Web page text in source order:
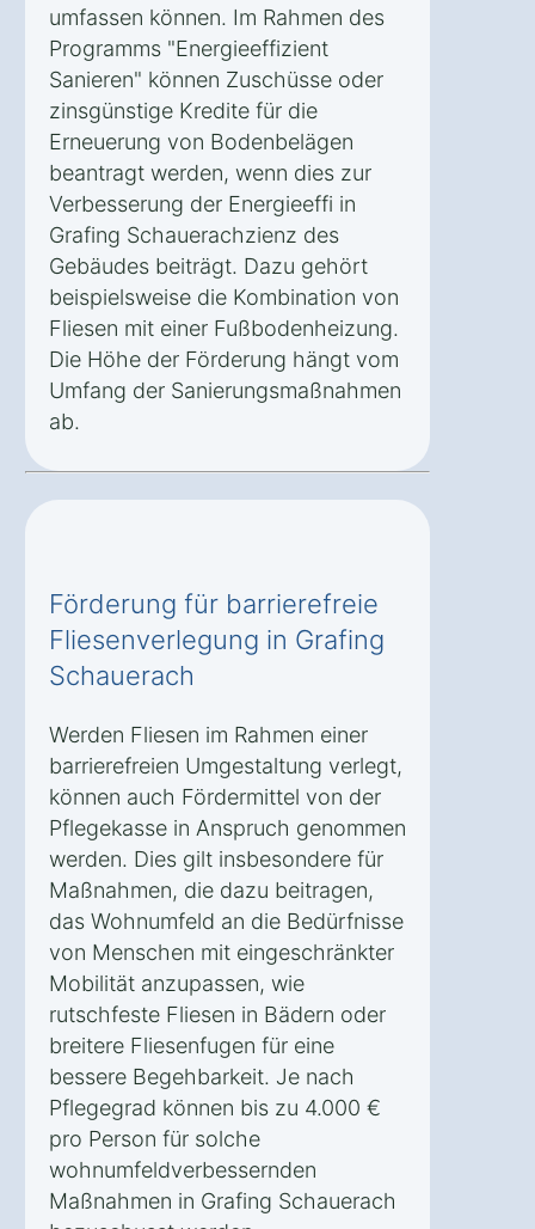
umfassen können. Im Rahmen des
Programms "Energieeffizient
Sanieren" können Zuschüsse oder
zinsgünstige Kredite für die
Erneuerung von Bodenbelägen
beantragt werden, wenn dies zur
Verbesserung der Energieeffi in
Grafing Schauerachzienz des
Gebäudes beiträgt. Dazu gehört
beispielsweise die Kombination von
Fliesen mit einer Fußbodenheizung.
Die Höhe der Förderung hängt vom
Umfang der Sanierungsmaßnahmen
ab.
Förderung für barrierefreie
Fliesenverlegung in Grafing
Schauerach
Werden Fliesen im Rahmen einer
barrierefreien Umgestaltung verlegt,
können auch Fördermittel von der
Pflegekasse in Anspruch genommen
werden. Dies gilt insbesondere für
Maßnahmen, die dazu beitragen,
das Wohnumfeld an die Bedürfnisse
von Menschen mit eingeschränkter
Mobilität anzupassen, wie
rutschfeste Fliesen in Bädern oder
breitere Fliesenfugen für eine
bessere Begehbarkeit. Je nach
Pflegegrad können bis zu 4.000 €
pro Person für solche
wohnumfeldverbessernden
Maßnahmen in Grafing Schauerach